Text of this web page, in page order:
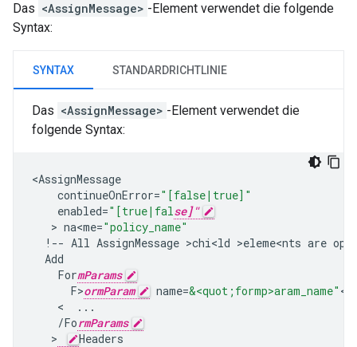
Das <AssignMessage> -Element verwendet die folgende
Syntax:
SYNTAX STANDARDRICHTLINIE
Das <AssignMessage> -Element verwendet die
folgende Syntax:
<AssignMessage
continueOnError="[false|true]"
enabled="[true|false]"
   >
na<me="policy_name"
!-- All AssignMessage >chi<ld >eleme<nts are
Add
FormParams
F>ormParam name=&<quot;formp>aram_name" <
    <
...
/FormParams
   >
Headers